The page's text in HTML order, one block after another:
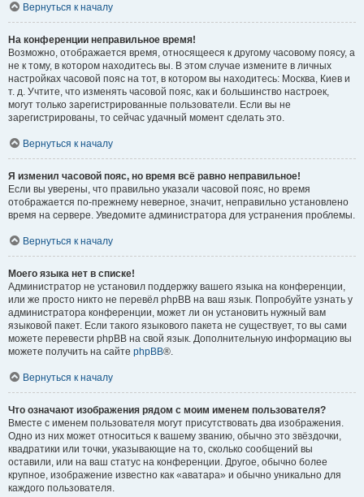
Вернуться к началу
На конференции неправильное время!
Возможно, отображается время, относящееся к другому часовому поясу, а
не к тому, в котором находитесь вы. В этом случае измените в личных
настройках часовой пояс на тот, в котором вы находитесь: Москва, Киев и
т. д. Учтите, что изменять часовой пояс, как и большинство настроек,
могут только зарегистрированные пользователи. Если вы не
зарегистрированы, то сейчас удачный момент сделать это.
Вернуться к началу
Я изменил часовой пояс, но время всё равно неправильное!
Если вы уверены, что правильно указали часовой пояс, но время
отображается по-прежнему неверное, значит, неправильно установлено
время на сервере. Уведомите администратора для устранения проблемы.
Вернуться к началу
Моего языка нет в списке!
Администратор не установил поддержку вашего языка на конференции,
или же просто никто не перевёл phpBB на ваш язык. Попробуйте узнать у
администратора конференции, может ли он установить нужный вам
языковой пакет. Если такого языкового пакета не существует, то вы сами
можете перевести phpBB на свой язык. Дополнительную информацию вы
можете получить на сайте phpBB®.
Вернуться к началу
Что означают изображения рядом с моим именем пользователя?
Вместе с именем пользователя могут присутствовать два изображения.
Одно из них может относиться к вашему званию, обычно это звёздочки,
квадратики или точки, указывающие на то, сколько сообщений вы
оставили, или на ваш статус на конференции. Другое, обычно более
крупное, изображение известно как «аватара» и обычно уникально для
каждого пользователя.